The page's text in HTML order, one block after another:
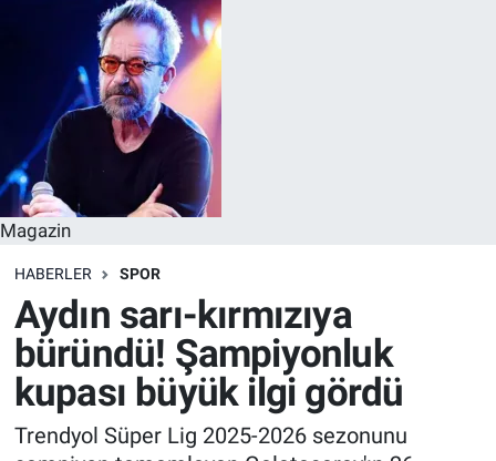
Magazin
HABERLER SPOR
Aydın sarı-kırmızıya
büründü! Şampiyonluk
kupası büyük ilgi gördü
Trendyol Süper Lig 2025-2026 sezonunu